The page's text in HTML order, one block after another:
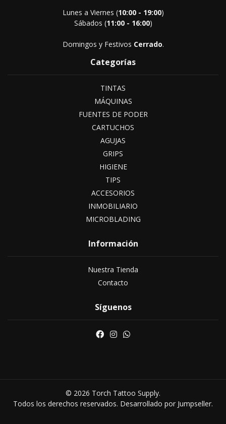
Lunes a Viernes (10:00 - 19:00)
Sábados (11:00 - 16:00)
Domingos y Festivos Cerrado.
Categorías
TINTAS
MÁQUINAS
FUENTES DE PODER
CARTUCHOS
AGUJAS
GRIPS
HIGIENE
TIPS
ACCESORIOS
INMOBILIARIO
MICROBLADING
Información
Nuestra Tienda
Contacto
Síguenos
© 2026 Torch Tattoo Supply.
Todos los derechos reservados. Desarrollado por Jumpseller.